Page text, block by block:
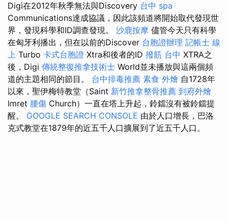
Digi在2012年秋季無法與Discovery 台中 spa
Communications達成協議，因此該頻道將開始取代發現世
界，發現科學和ID調查發現。 沙鹿按摩 儘管今天只有科學
在匈牙利播出，但在以前的Discover 台胞證辦理 記帳士 線
上 Turbo 卡式台胞證 Xtra和後者的ID 撥筋 台中 XTRA之
後，Digi 傳統整復推拿技術士 World並未播放與這兩個頻
道的主題相同的節目。 台中排毒推薦 素食 外燴 自1728年
以來，聖伊梅特教堂（Saint 新竹推拿整骨推薦 到府外燴
Imret 腰傷 Church）一直在塔上升起，鈴鐺沒有被鈴鐺提
醒。 GOOGLE SEARCH CONSOLE 由於人口增長，巴洛
克式教堂在1879年的近五千人口擴展到了近五千人口。